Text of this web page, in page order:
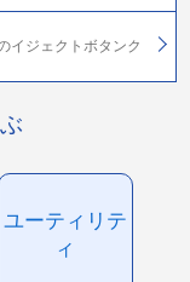
イジェクトボタンク
ユーティリテ
ィ